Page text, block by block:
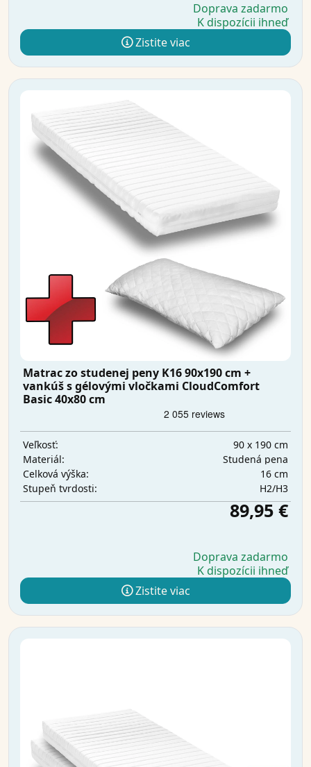
Doprava zadarmo
K dispozícii ihneď
Zistite viac
Matrac zo studenej peny K16 90x190 cm +
vankúš s gélovými vločkami CloudComfort
Basic 40x80 cm
Veľkosť:
90 x 190 cm
Materiál:
Studená pena
Celková výška:
16 cm
Stupeň tvrdosti:
H2/H3
89,95 €
Doprava zadarmo
K dispozícii ihneď
Zistite viac